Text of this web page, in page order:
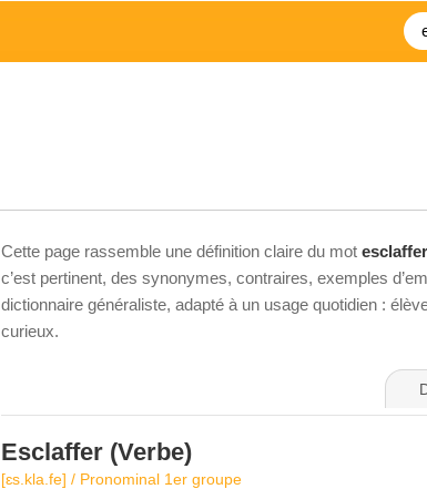
Cette page rassemble une définition claire du mot esclaffer
c’est pertinent, des synonymes, contraires, exemples
dictionnaire généraliste, adapté à un usage quotidien :
curieux.
Esclaffer (Verbe)
[ɛs.kla.fe] / Pronominal 1er groupe